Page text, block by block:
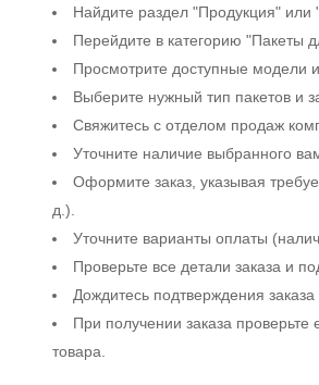
Найдите раздел "Продукция" или
Перейдите в категорию "Пакеты
Просмотрите доступные модели
Выберите нужный тип пакетов и
Свяжитесь с отделом продаж
Уточните наличие выбранного
Оформите заказ, указывая
д.).
Уточните варианты оплаты
Проверьте все детали заказа и
Дождитесь подтверждения
При получении заказа
товара.